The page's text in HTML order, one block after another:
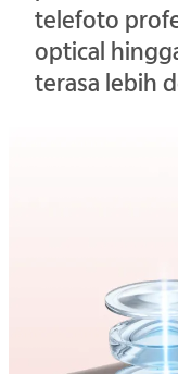
telefoto
optical
terasa lebih